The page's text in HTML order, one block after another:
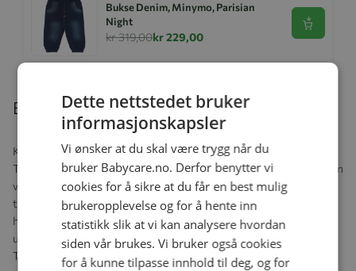
Bukse Denim, Minymo, Parisian
Night
kr 319,00kr 229,00
Se
Beskrivelse
Klassiske MINI A TURE-votter laget av resirkulert nylon med
Thinsulate®-fôr. Vind- og vanntette, pustende og varme nok for en
veldig kald vinter. Vottene har glidelås foran som gjør dem enkle å
ta av og på, og gjør dem brukbare utenpå jakkeermet. Strikk rundt
håndleddet og øverst sikrer god passform og holder regn og snø
ute. Borrelåsstroppen kan festes til D-løkker på klassiske MINI A
TURE-jakker og -dresser, slik at vottene ikke blir borte.
Dette nettstedet bruker
informasjonskapsler
Vi ønsker at du skal være trygg når du
bruker Babycare.no. Derfor benytter vi
cookies for å sikre at du får en best mulig
brukeropplevelse og for å hente inn
statistikk slik at vi kan analysere hvordan
siden vår brukes. Vi bruker også cookies
for å kunne tilpasse innhold til deg, og for